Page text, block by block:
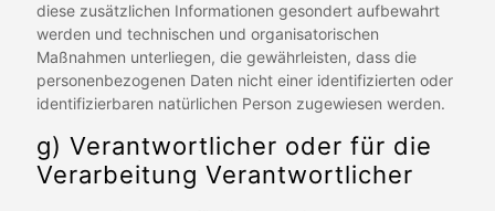
diese zusätzlichen Informationen gesondert aufbewahrt
werden und technischen und organisatorischen
Maßnahmen unterliegen, die gewährleisten, dass die
personenbezogenen Daten nicht einer identifizierten oder
identifizierbaren natürlichen Person zugewiesen werden.
g) Verantwortlicher oder für die
Verarbeitung Verantwortlicher